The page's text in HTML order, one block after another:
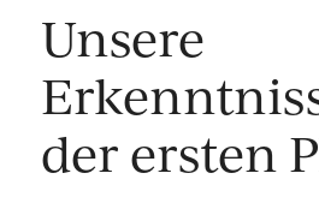
Unsere
der ersten